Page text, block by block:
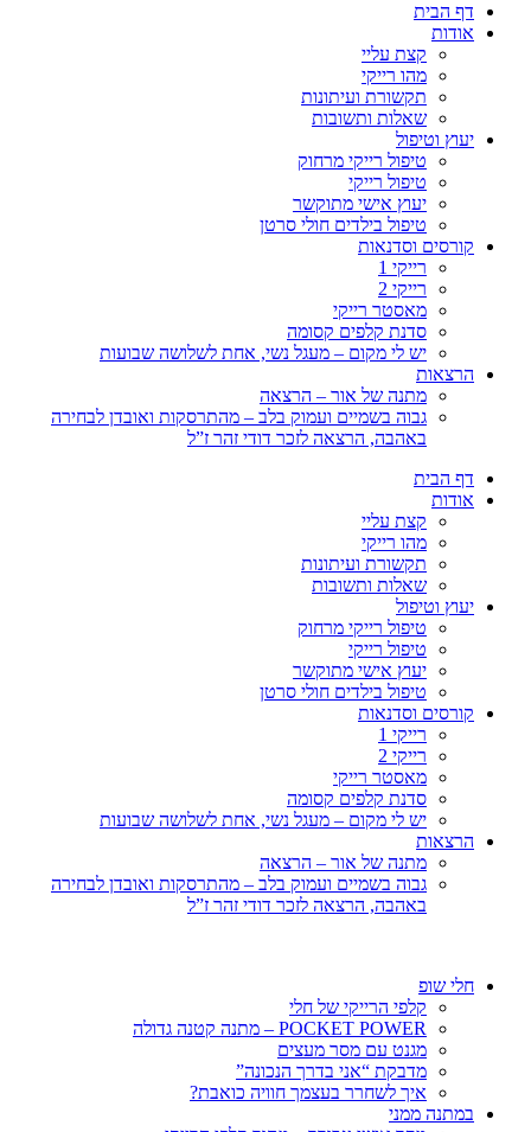
דף הבית
אודות
קצת עליי
מהו רייקי
תקשורת ועיתונות
שאלות ותשובות
יעוץ וטיפול
טיפול רייקי מרחוק
טיפול רייקי
יעוץ אישי מתוקשר
טיפול בילדים חולי סרטן
קורסים וסדנאות
רייקי 1
רייקי 2
מאסטר רייקי
סדנת קלפים קסומה
יש לי מקום – מעגל נשי, אחת לשלושה שבועות
הרצאות
מתנה של אור – הרצאה
גבוה בשמיים ועמוק בלב – מהתרסקות ואובדן לבחירה
באהבה, הרצאה לזכר דודי זהר ז”ל
דף הבית
אודות
קצת עליי
מהו רייקי
תקשורת ועיתונות
שאלות ותשובות
יעוץ וטיפול
טיפול רייקי מרחוק
טיפול רייקי
יעוץ אישי מתוקשר
טיפול בילדים חולי סרטן
קורסים וסדנאות
רייקי 1
רייקי 2
מאסטר רייקי
סדנת קלפים קסומה
יש לי מקום – מעגל נשי, אחת לשלושה שבועות
הרצאות
מתנה של אור – הרצאה
גבוה בשמיים ועמוק בלב – מהתרסקות ואובדן לבחירה
באהבה, הרצאה לזכר דודי זהר ז”ל
חלי שופ
קלפי הרייקי של חלי
POCKET POWER – מתנה קטנה גדולה
מגנט עם מסר מעצים
מדבקת “אני בדרך הנכונה”
איך לשחרר בעצמך חוויה כואבת?
במתנה ממני